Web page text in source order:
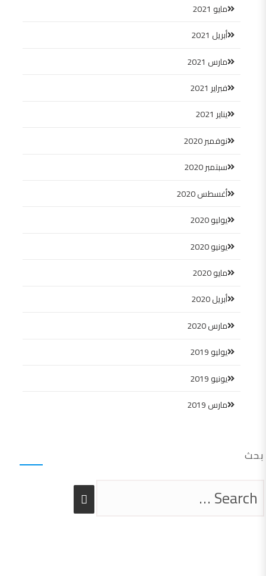
مايو 2021
أبريل 2021
مارس 2021
فبراير 2021
يناير 2021
نوفمبر 2020
سبتمبر 2020
أغسطس 2020
يوليو 2020
يونيو 2020
مايو 2020
أبريل 2020
مارس 2020
يوليو 2019
يونيو 2019
مارس 2019
بحث